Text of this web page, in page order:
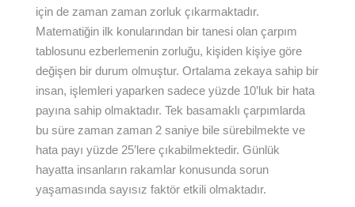
için de zaman zaman zorluk çıkarmaktadır.
Matematiğin ilk konularından bir tanesi olan çarpım
tablosunu ezberlemenin zorluğu, kişiden kişiye göre
değişen bir durum olmuştur. Ortalama zekaya sahip bir
insan, işlemleri yaparken sadece yüzde 10’luk bir hata
payına sahip olmaktadır. Tek basamaklı çarpımlarda
bu süre zaman zaman 2 saniye bile sürebilmekte ve
hata payı yüzde 25’lere çıkabilmektedir. Günlük
hayatta insanların rakamlar konusunda sorun
yaşamasında sayısız faktör etkili olmaktadır.